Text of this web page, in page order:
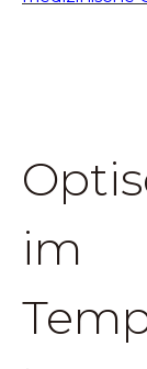
im